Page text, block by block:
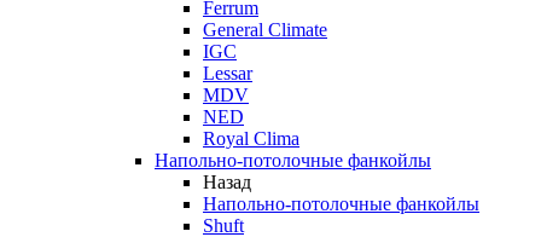
Ferrum
General Climate
IGC
Lessar
MDV
NED
Royal Clima
Напольно-потолочные фанкойлы
Назад
Напольно-потолочные фанкойлы
Shuft